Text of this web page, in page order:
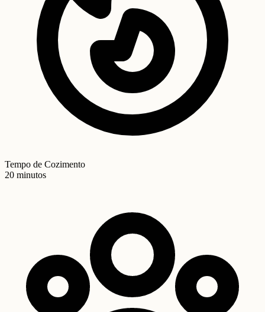
Tempo de Cozimento
20 minutos